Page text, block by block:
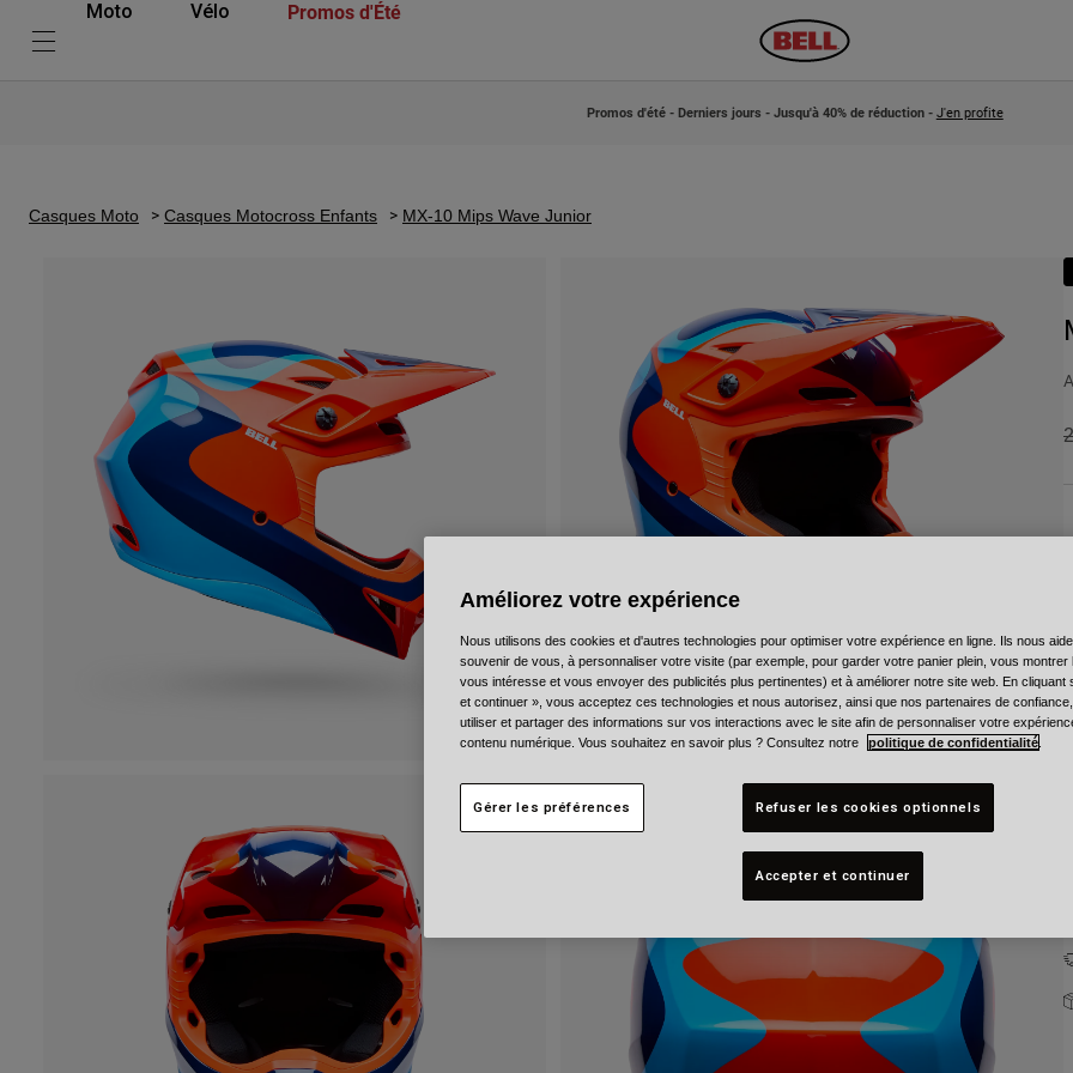
Moto Vélo Promos d'Été
Promos d'été - Derniers jours - Jusqu'à 40% de réduction - J'en profite
Casques Moto Casques Motocross Enfants MX-10 Mips Wave Junior
Améliorez votre expérience
Nous utilisons des cookies et d'autres technologies pour optimiser votre expérience en ligne. Ils nous
souvenir de vous, à personnaliser votre visite (par exemple, pour garder votre panier plein, vous montrer
vous intéresse et vous envoyer des publicités plus pertinentes) et à améliorer notre site web. En cliquant
et continuer », vous acceptez ces technologies et nous autorisez, ainsi que nos partenaires de confiance,
utiliser et partager des informations sur vos interactions avec le site afin de personnaliser votre
contenu numérique. Vous souhaitez en savoir plus ? Consultez notre
politique de confidentialité
Gérer les préférences Refuser les cookies optionnels
Accepter et continuer